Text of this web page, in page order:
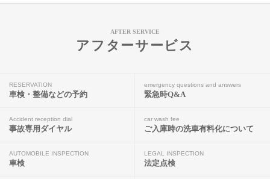
AFTER SERVICE
アフターサービス
RESERVATION
車検・整備などの予約
emergency questions and answers
緊急時Q&A
Accident reception dial
事故専用ダイヤル
car wash fee
ご入庫時の洗車有料化について
AUTOMOBILE INSPECTION
車検
LEGAL INSPECTION
法定点検